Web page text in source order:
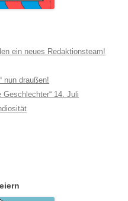
ein neues Redaktionsteam!
nun draußen!
Geschlechter“ 14. Juli